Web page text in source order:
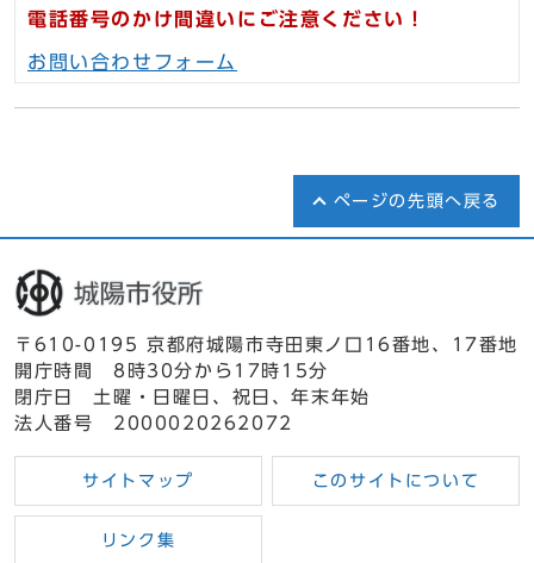
電話番号のかけ間違いにご注意ください！
お問い合わせフォーム
ページの先頭へ戻る
〒610-0195 京都府城陽市寺田東ノ口16番地、17番地
開庁時間 8時30分から17時15分
閉庁日 土曜・日曜日、祝日、年末年始
法人番号 2000020262072
サイトマップ このサイトについて
リンク集